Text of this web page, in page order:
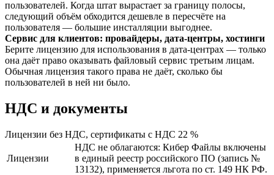
пользователей. Когда штат вырастает за границу полосы,
следующий объём обходится дешевле в пересчёте на
пользователя — большие инсталляции выгоднее.
Сервис для клиентов: провайдеры, дата-центры, хостинги
Берите лицензию для использования в дата-центрах — только
она даёт право оказывать файловый сервис третьим лицам.
Обычная лицензия такого права не даёт, сколько бы
пользователей в ней ни было.
НДС и документы
Лицензии без НДС, сертификаты с НДС 22 %
Лицензии
НДС не облагаются: Кибер Файлы включены
в единый реестр российского ПО (запись №
13132), применяется льгота по ст. 149 НК РФ.